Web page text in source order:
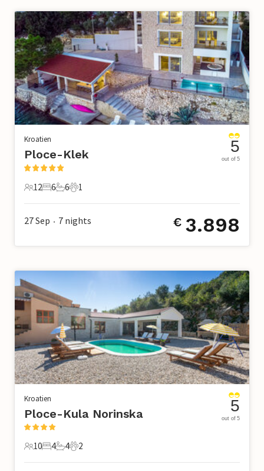
Kroatien
Ploce-Klek
12 Gäste
12
6 Schlafzimmer
6
6 Badezimmer
6
1 Haustier
1
5
out of 5
27 Sep • 7 nights € 3.898
Kroatien
Ploce-Kula Norinska
10 Gäste
10
4 Schlafzimmer
4
4 Badezimmer
4
2 Haustiere
2
5
out of 5